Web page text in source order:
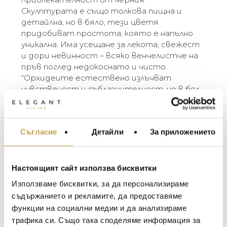
Съгласие Детайли За приложението
Настоящият сайт използва бисквитки
Използваме бисквитки, за да персонализираме
съдържанието и рекламите, да предоставяме
функции на социални медии и да анализираме
трафика си. Също така споделяме информация за
Скулптурата е също толкова пищна и
детайлна, но в бяло, тези цветя
придобиват простота, която е напълно
уникална. Има усещане за лекота, свежест
и дори невинност – всяко венчелистче на
пръв поглед недокоснато и чисто.
“Орхидеите естествено излъчват
чувственост и съблазнителност, но в бял
никел те придобиват съвсем различно
значение – елемент на яркост, която
сещам за бели орхидеи, си представям
чистотата и сладостта на новородено
съвместния им живот.” – Michael Aram
The Michael Aram White Orchid Collection
illuminates the ethereal spirit of the orchid
flower. Evocative of purity, delicacy, femininity
and grace, the white metal version offers a
МЕБЕЛИ ЗА ДОМА И
ЗА МАСАТА
ТЕКСТИЛ ЗА ДОМА
BACCARAT
TOM DIXON